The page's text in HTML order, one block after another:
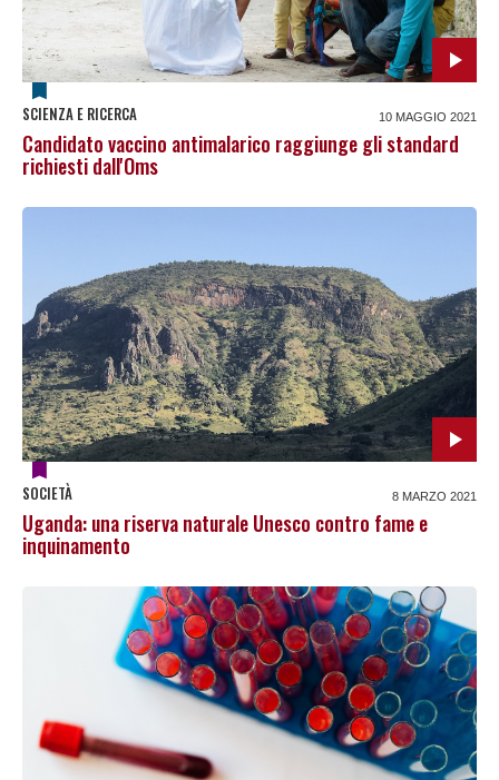
SCIENZA E RICERCA 10 MAGGIO 2021
Candidato vaccino antimalarico raggiunge gli standard
richiesti dall'Oms
SOCIETÀ 8 MARZO 2021
Uganda: una riserva naturale Unesco contro fame e
inquinamento